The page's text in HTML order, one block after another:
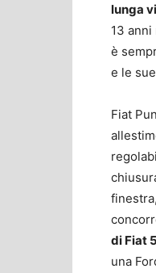
lunga
13
è
e le
Fiat
di Fiat
una